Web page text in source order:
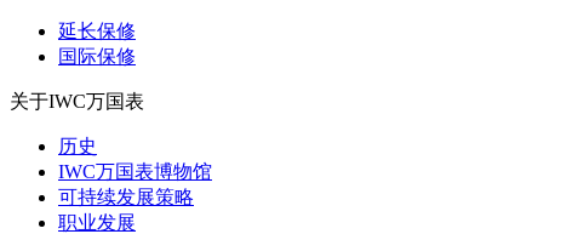
延长保修
国际保修
关于IWC万国表
历史
IWC万国表博物馆
可持续发展策略
职业发展